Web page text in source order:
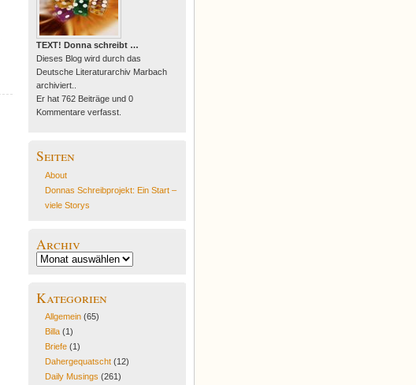
TEXT! Donna schreibt …
Dieses Blog wird durch das
Deutsche Literaturarchiv Marbach
archiviert..
Er hat 762 Beiträge und 0
Kommentare verfasst.
Seiten
About
Donnas Schreibprojekt: Ein Start –
viele Storys
Archiv
Archiv
Kategorien
Allgemein(65)
Billa(1)
Briefe(1)
Dahergequatscht(12)
Daily Musings (261)